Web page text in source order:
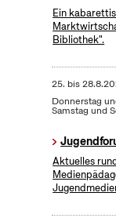
Ein
Bibliothek".
25. bis
Donnerstag
Samstag und
Aktuelles